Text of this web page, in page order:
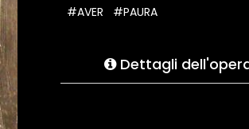
#AVER
#PAURA
Dettagli